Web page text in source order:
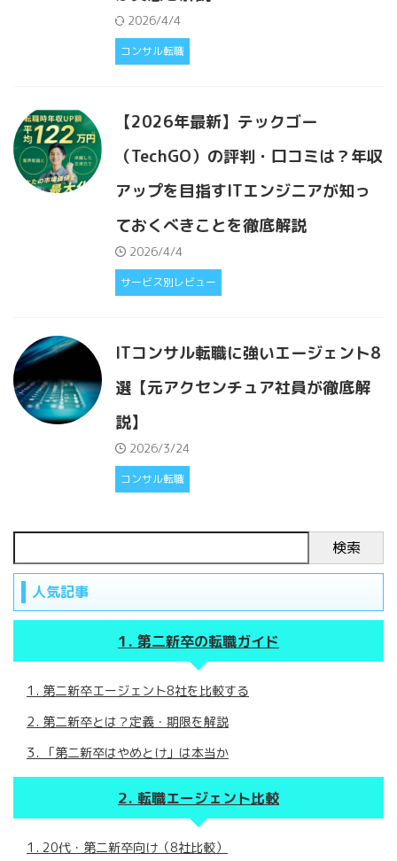
2026/4/4
コンサル転職
【2026年最新】テックゴー
（TechGO）の評判・口コミは？年収
アップを目指すITエンジニアが知っ
ておくべきことを徹底解説
2026/4/4
サービス別レビュー
ITコンサル転職に強いエージェント8
選【元アクセンチュア社員が徹底解
説】
2026/3/24
コンサル転職
検索
人気記事
第二新卒の転職ガイド
第二新卒エージェント8社を比較する
第二新卒とは？定義・期限を解説
「第二新卒はやめとけ」は本当か
転職エージェント比較
20代・第二新卒向け（8社比較）